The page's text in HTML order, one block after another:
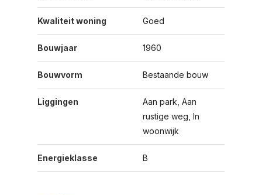
Kwaliteit woning Goed
Bouwjaar 1960
Bouwvorm Bestaande bouw
Liggingen
Aan park, Aan
rustige weg, In
woonwijk
Energieklasse B